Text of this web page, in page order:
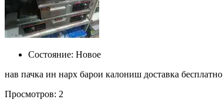
Состояние: Новое
нав пачка ин нарх барои калониш доставка бесплатно
Просмотров: 2